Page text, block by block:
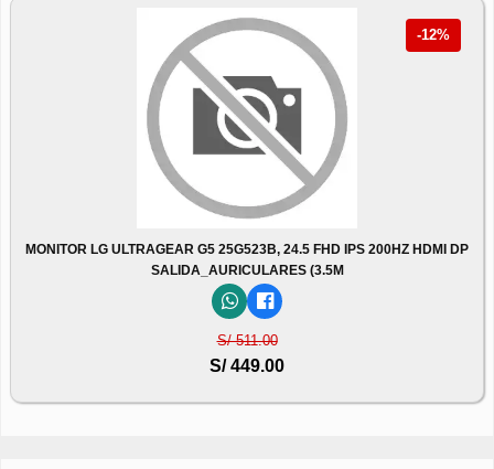
-12%
MONITOR LG ULTRAGEAR G5 25G523B, 24.5 FHD IPS 200HZ HDMI DP
SALIDA_AURICULARES (3.5M
S/ 511.00
S/ 449.00